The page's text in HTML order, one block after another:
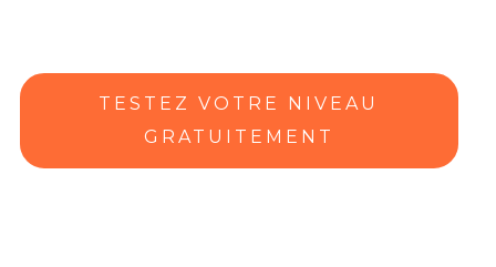
TESTEZ VOTRE NIVEAU
GRATUITEMENT